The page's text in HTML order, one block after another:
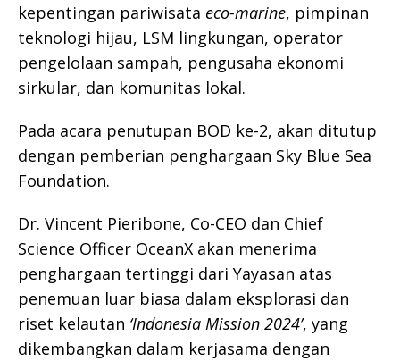
kepentingan pariwisata eco-marine, pimpinan
teknologi hijau, LSM lingkungan, operator
pengelolaan sampah, pengusaha ekonomi
sirkular, dan komunitas lokal.
Pada acara penutupan BOD ke-2, akan ditutup
dengan pemberian penghargaan Sky Blue Sea
Foundation.
Dr. Vincent Pieribone, Co-CEO dan Chief
Science Officer OceanX akan menerima
penghargaan tertinggi dari Yayasan atas
penemuan luar biasa dalam eksplorasi dan
riset kelautan ‘Indonesia Mission 2024’, yang
dikembangkan dalam kerjasama dengan